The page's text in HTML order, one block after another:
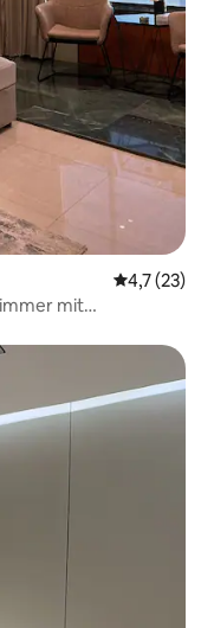
4,7 (23)
mit